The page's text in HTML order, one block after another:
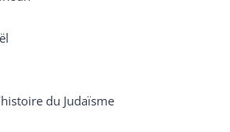
du Judaïsme